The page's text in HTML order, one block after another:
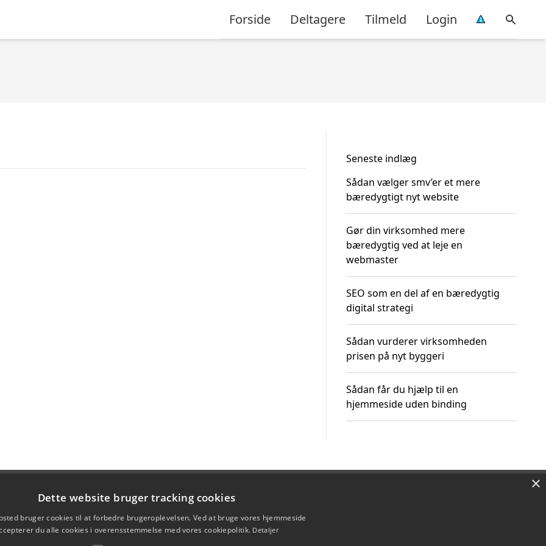
Forside Deltagere Tilmeld Login
Seneste indlæg
Sådan vælger smv’er et mere
bæredygtigt nyt website
Gør din virksomhed mere
bæredygtig ved at leje en
webmaster
SEO som en del af en bæredygtig
digital strategi
Sådan vurderer virksomheden
prisen på nyt byggeri
Sådan får du hjælp til en
hjemmeside uden binding
×
Dette website bruger tracking cookies
bruger cookies til at forbedre brugeroplevelsen. Ved at bruge vores hjemmeside
du alle cookies i overensstemmelse med vores cookiepolitik. Detaljer